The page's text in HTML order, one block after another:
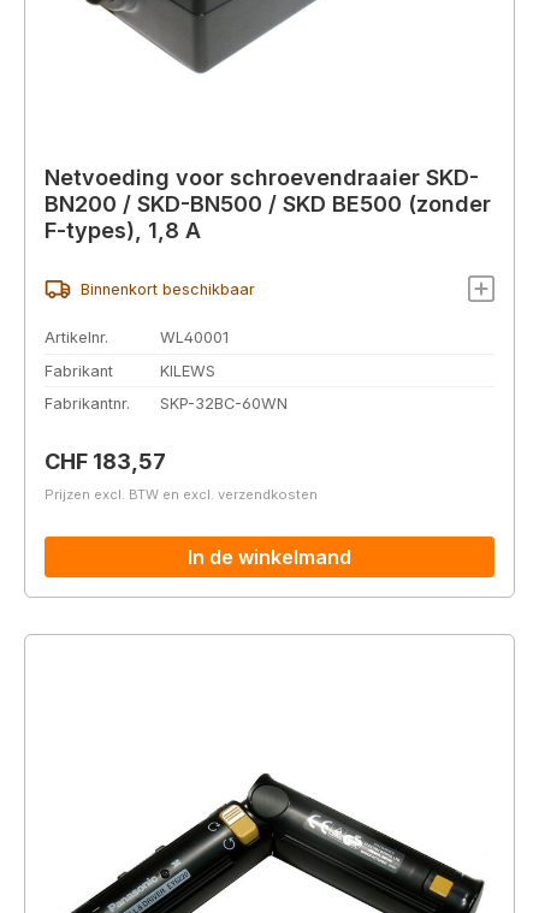
Netvoeding voor schroevendraaier SKD-
BN200 / SKD-BN500 / SKD BE500 (zonder
F-types), 1,8 A
Binnenkort beschikbaar
Artikelnr.
WL40001
Fabrikant
KILEWS
Fabrikantnr.
SKP-32BC-60WN
Normale prijs:
CHF 183,57
Prijzen excl. BTW en excl. verzendkosten
In de winkelmand